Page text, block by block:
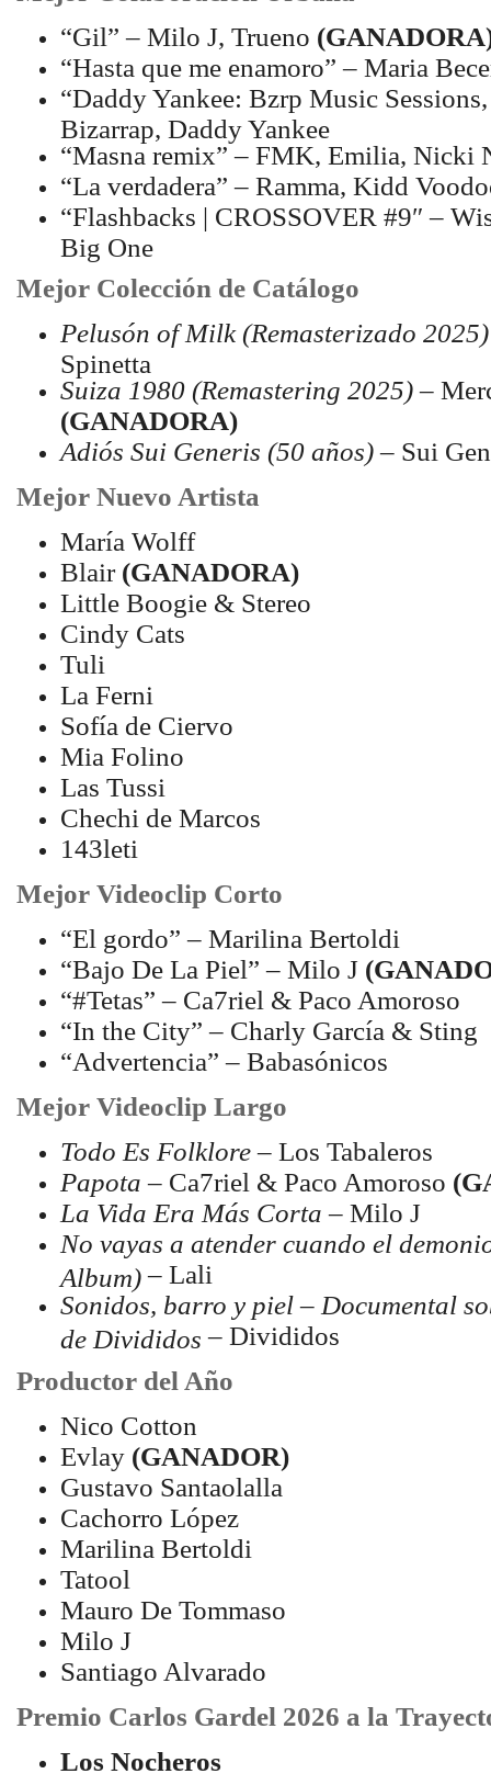
“Gil” – Milo J, Trueno
“Hasta que me enamoro” – Maria
“Daddy Yankee: Bzrp Music
Bizarrap, Daddy Yankee
“Masna remix” – FMK, Emilia, Nicki
“La verdadera” – Ramma, Kidd
“Flashbacks | CROSSOVER #9″ –
Big One
Mejor Colección de Catálogo
Pelusón of Milk (Remasterizado 2025)
Spinetta
Suiza 1980 (Remastering 2025)–
(GANADORA)
Adiós Sui Generis (50 años)– Sui
Mejor Nuevo Artista
María Wolff
Blair (GANADORA)
Little Boogie & Stereo
Cindy Cats
Tuli
La Ferni
Sofía de Ciervo
Mia Folino
Las Tussi
Chechi de Marcos
143leti
Mejor Videoclip Corto
“El gordo” – Marilina Bertoldi
“Bajo De La Piel” – Milo J
“#Tetas” – Ca7riel & Paco Amoroso
“In the City” – Charly García & Sting
“Advertencia” – Babasónicos
Mejor Videoclip Largo
Todo Es Folklore– Los Tabaleros
Papota – Ca7riel & Paco Amoroso
La Vida Era Más Corta – Milo J
No vayas a atender cuando el
Album) – Lali
Sonidos, barro y piel – Documental
de Divididos – Divididos
Productor del Año
Nico Cotton
Evlay (GANADOR)
Gustavo Santaolalla
Cachorro López
Marilina Bertoldi
Tatool
Mauro De Tommaso
Milo J
Santiago Alvarado
Premio Carlos Gardel 2026 a la
Los Nocheros